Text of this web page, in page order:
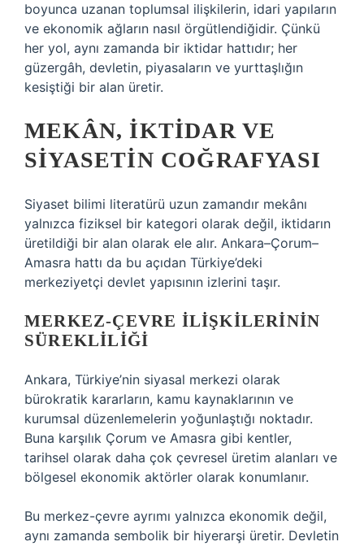
boyunca uzanan toplumsal ilişkilerin, idari yapıların
ve ekonomik ağların nasıl örgütlendiğidir. Çünkü
her yol, aynı zamanda bir iktidar hattıdır; her
güzergâh, devletin, piyasaların ve yurttaşlığın
kesiştiği bir alan üretir.
MEKÂN, İKTIDAR VE
SIYASETIN COĞRAFYASI
Siyaset bilimi literatürü uzun zamandır mekânı
yalnızca fiziksel bir kategori olarak değil, iktidarın
üretildiği bir alan olarak ele alır. Ankara–Çorum–
Amasra hattı da bu açıdan Türkiye’deki
merkeziyetçi devlet yapısının izlerini taşır.
MERKEZ-ÇEVRE ILIŞKILERININ
SÜREKLILIĞI
Ankara, Türkiye’nin siyasal merkezi olarak
bürokratik kararların, kamu kaynaklarının ve
kurumsal düzenlemelerin yoğunlaştığı noktadır.
Buna karşılık Çorum ve Amasra gibi kentler,
tarihsel olarak daha çok çevresel üretim alanları ve
bölgesel ekonomik aktörler olarak konumlanır.
Bu merkez-çevre ayrımı yalnızca ekonomik değil,
aynı zamanda sembolik bir hiyerarşi üretir. Devletin